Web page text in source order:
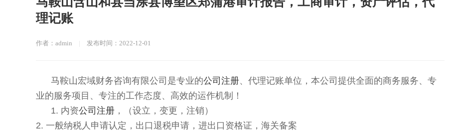
理记账
作者：admin 发布时间：2022-12-01
马鞍山宏域财务咨询有限公司是专业的公司注册、代理记账‌‌单位，本公司提供全面的商务服务、专
业的服务项目、专注的工作态度、高效的运作机制！
1. 内资公司注册 ，（设立，变更，注销）
2. ‌‌一般纳税人申请认定，出口退税申请，进出口资格证，海关备案